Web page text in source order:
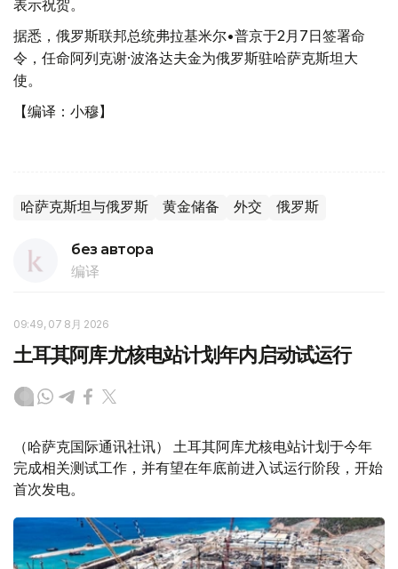
表示祝贺。
据悉，俄罗斯联邦总统弗拉基米尔•普京于2月7日签署命
令，任命阿列克谢·波洛达夫金为俄罗斯驻哈萨克斯坦大
使。
【编译：小穆】
哈萨克斯坦与俄罗斯 黄金储备 外交 俄罗斯
без автора
编译
09:49, 07 8月 2026
土耳其阿库尤核电站计划年内启动试运行
（哈萨克国际通讯社讯） 土耳其阿库尤核电站计划于今年
完成相关测试工作，并有望在年底前进入试运行阶段，开始
首次发电。